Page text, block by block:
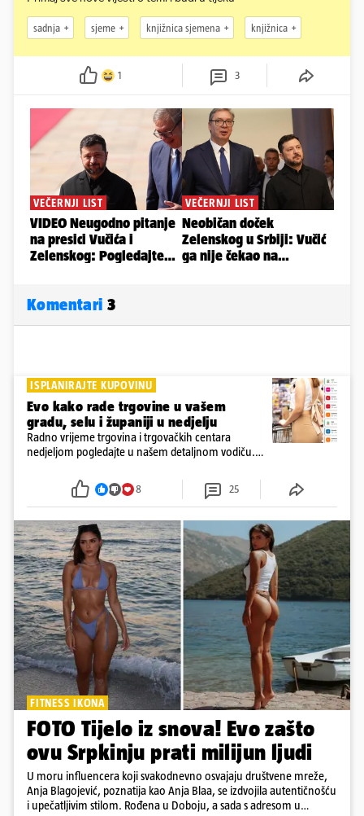
sadnja sjeme knjižnica sjemena knjižnica
1 3
Komentari 3
ISPLANIRAJTE KUPOVINU
Evo kako rade trgovine u vašem
gradu, selu i županiji u nedjelju
Radno vrijeme trgovina i trgovačkih centara
nedjeljom pogledajte u našem detaljnom vodiču.
i šoping centri sami biraju koje će to nedjelje biti
8 25
FITNESS IKONA
FOTO Tijelo iz snova! Evo zašto
ovu Srpkinju prati milijun ljudi
U moru influencera koji svakodnevno osvajaju društvene mreže,
Anja Blagojević, poznatija kao Anja Blaa, se izdvojila autentičnošću
i upečatljivim stilom. Rođena u Doboju, a sada s adresom u